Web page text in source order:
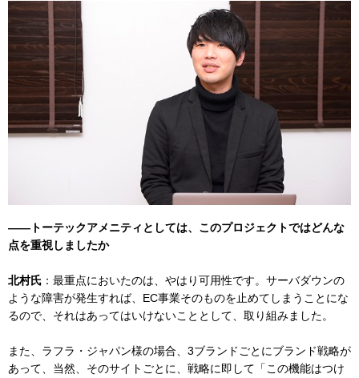
――トーテックアメニティとしては、このプロジェクトではどんな
点を重視しましたか
北村氏 ：最重点においたのは、やはり可用性です。サーバダウンの
ような障害が発生すれば、EC事業そのものを止めてしまうことにな
るので、それはあってはいけないこととして、取り組みました。
また、ラフラ・ジャパン様の場合、3ブランドごとにブランド戦略が
あって、当然、そのサイトごとに、戦略に即して「この機能はつけ